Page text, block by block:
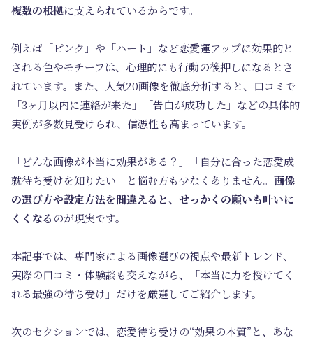
複数の根拠に支えられているからです。
例えば「ピンク」や「ハート」など恋愛運アップに効果的と
される色やモチーフは、心理的にも行動の後押しになるとさ
れています。また、人気20画像を徹底分析すると、口コミで
「3ヶ月以内に連絡が来た」「告白が成功した」などの具体的
実例が多数見受けられ、信憑性も高まっています。
「どんな画像が本当に効果がある？」「自分に合った恋愛成
就待ち受けを知りたい」と悩む方も少なくありません。 画像
の選び方や設定方法を間違えると、せっかくの願いも叶いに
くくなる のが現実です。
本記事では、専門家による画像選びの視点や最新トレンド、
実際の口コミ・体験談も交えながら、「本当に力を授けてく
れる最強の待ち受け」だけを厳選してご紹介します。
次のセクションでは、恋愛待ち受けの“効果の本質”と、あな